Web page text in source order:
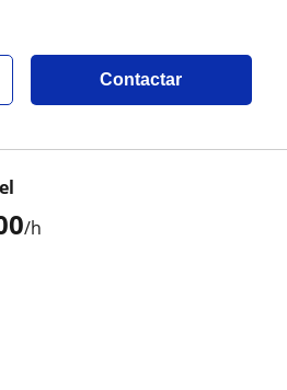
Contactar
/h